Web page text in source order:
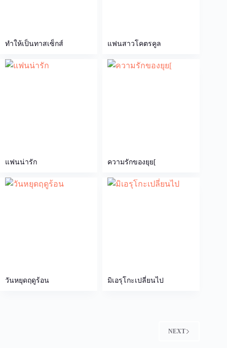
ทำให้เป็นทาสเซ็กส์ แฟนสาวโคตรคูล
แฟนน่ารัก ความรักของยุย[
วันหยุดฤดูร้อน มิเอรุโกะเปลี่ยนไป
NEXT